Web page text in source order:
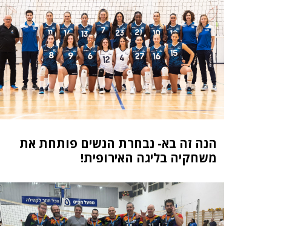
הנה זה בא- נבחרת הנשים פותחת את
משחקיה בליגה האירופית!